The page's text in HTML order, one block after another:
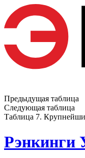
Предыдущая таблица
Следующая таблица
Таблица 7.
Рэнкинги